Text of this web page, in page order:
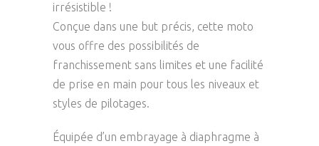
irrésistible !
Conçue dans une but précis, cette moto
vous offre des possibilités de
franchissement sans limites et une facilité
de prise en main pour tous les niveaux et
styles de pilotages.
Équipée d’un embrayage à diaphragme à